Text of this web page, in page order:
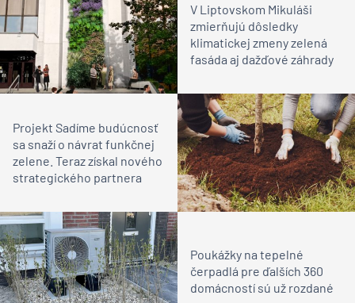
V Liptovskom Mikuláši
zmierňujú dôsledky
klimatickej zmeny zelená
fasáda aj dažďové záhrady
Projekt Sadíme budúcnosť
sa snaží o návrat funkčnej
zelene. Teraz získal nového
strategického partnera
Poukážky na tepelné
čerpadlá pre ďalších 360
domácností sú už rozdané